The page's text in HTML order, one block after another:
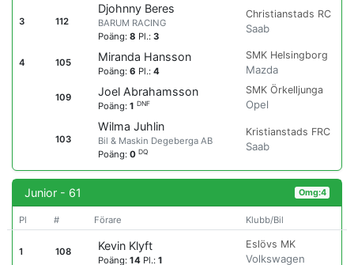
3 112
Djohnny Beres
BARUM RACING
Poäng:8 Pl.:3
Christianstads RC
Saab
4 105 Miranda Hansson
Poäng:6 Pl.:4
SMK Helsingborg
Mazda
109 Joel Abrahamsson
Poäng:1DNF
SMK Örkelljunga
Opel
103
Wilma Juhlin
Bil & Maskin Degeberga AB
Poäng:0DQ
Kristianstads FRC
Saab
Junior - 61 Omg:4
Pl # Förare Klubb/Bil
1 108 Kevin Klyft
Poäng:14 Pl.:1
Eslövs MK
Volkswagen